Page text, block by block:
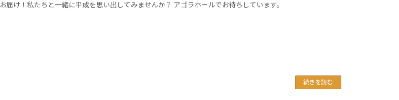
お届け！私たちと一緒に平成を思い出してみませんか？ アゴラホールでお待ちしています。
続きを読む